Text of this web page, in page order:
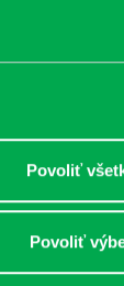
Povoliť
Povoliť